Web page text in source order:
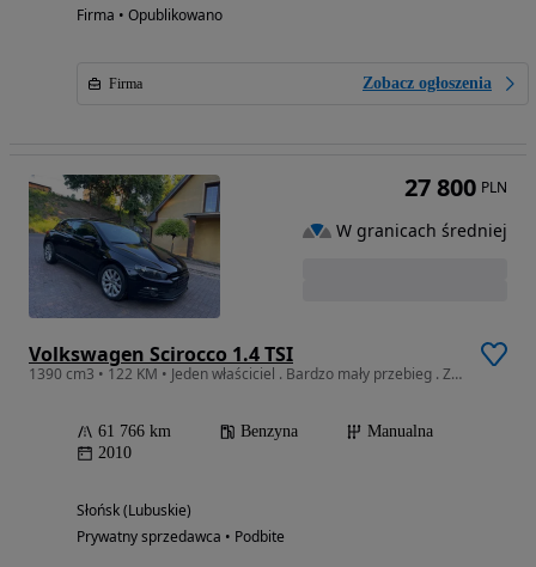
Firma • Opublikowano
Firma Zobacz ogłoszenia
Volkswagen Scirocco 1.4 TSI
1390 cm3 • 122 KM • Jeden właściciel . Bardzo mały przebieg . Zadbane
61 766 km Benzyna
Manualna
2010
Słońsk (Lubuskie)
Prywatny sprzedawca • Podbite
27 800 PLN
W granicach średniej